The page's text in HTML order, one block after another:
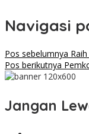
Navigasi
Pos sebelumnya
Pos berikutnya
Jangan